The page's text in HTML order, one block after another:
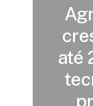
até